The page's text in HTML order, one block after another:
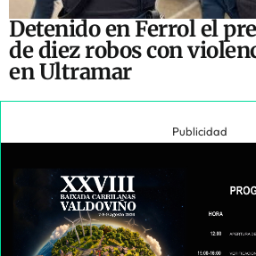
Detenido en Ferrol el
de diez robos con
en Ultramar
Publicidad